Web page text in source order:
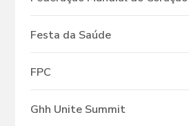
Festa da Saúde
FPC
Ghh Unite Summit